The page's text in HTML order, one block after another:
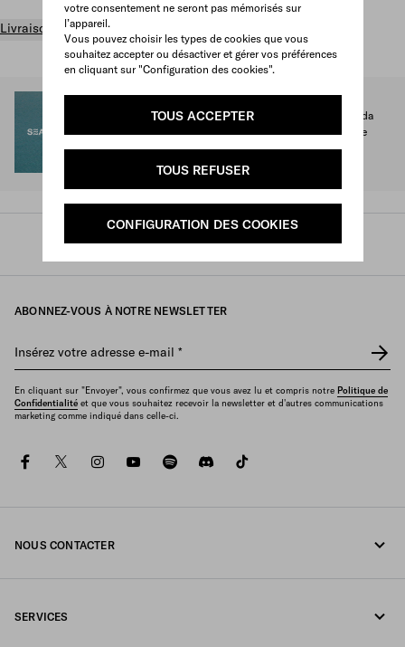
votre consentement ne seront pas mémorisés sur
l’appareil.
Vous pouvez choisir les types de cookies que vous
souhaitez accepter ou désactiver et gérer vos préférences
en cliquant sur "Configuration des cookies".
TOUS ACCEPTER
TOUS REFUSER
CONFIGURATION DES COOKIES
Livraison et retours gratuits
SEA BEYOND
1 % des recettes dérivées des ventes de la collection Prada
Re-Nylon for SEA BEYOND est reversé à son programme
éducatif.
Prada / Femme / Essentials / Prada re-edition
ABONNEZ-VOUS À NOTRE NEWSLETTER
Insérez votre adresse e-mail *
En cliquant sur "Envoyer", vous confirmez que vous avez lu et compris notre Politique de
Confidentialité et que vous souhaitez recevoir la newsletter et d'autres communications
marketing comme indiqué dans celle-ci.
facebooktwitterinstagramyoutubespotifydiscord
NOUS CONTACTER
SERVICES